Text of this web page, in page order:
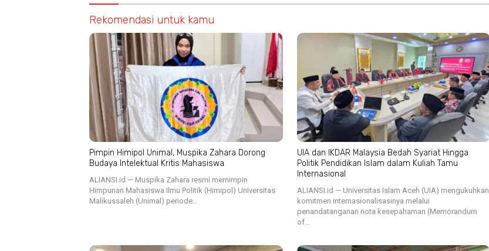
Rekomendasi untuk kamu
Pimpin Himipol Unimal, Muspika Zahara Dorong
Budaya Intelektual Kritis Mahasiswa
ALIANSI.id — Muspika Zahara resmi memimpin
Himpunan Mahasiswa Ilmu Politik (Himipol) Universitas
Malikussaleh (Unimal) periode…
UIA dan IKDAR Malaysia Bedah Syariat Hingga
Politik Pendidikan Islam dalam Kuliah Tamu
Internasional
ALIANSI.id — Universitas Islam Aceh (UIA) mengukuhkan
komitmen internasionalisasinya melalui
penandatanganan nota kesepahaman (Memorandum
of…